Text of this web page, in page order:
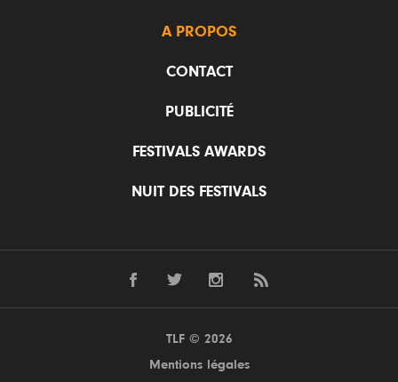
A PROPOS
CONTACT
PUBLICITÉ
FESTIVALS AWARDS
NUIT DES FESTIVALS
TLF © 2026
Mentions légales